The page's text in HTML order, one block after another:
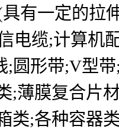
有一定的拉
电缆;计算机
;圆形带;V型
;薄膜复合片
类;各种容器